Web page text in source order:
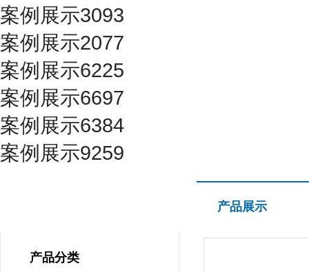
案例展示3093
案例展示2077
案例展示6225
案例展示6697
案例展示6384
案例展示9259
产品分类
产品展示